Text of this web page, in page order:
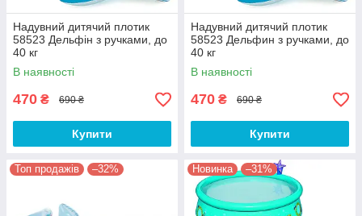
Надувний дитячий плотик
58523 Дельфін з ручками, до
40 кг
В наявності
470 ₴ 690 ₴
Купити
Надувний дитячий плотик
58523 Дельфин з ручками, до
40 кг
В наявності
470 ₴ 690 ₴
Купити
Топ продажів –32% Новинка –31%